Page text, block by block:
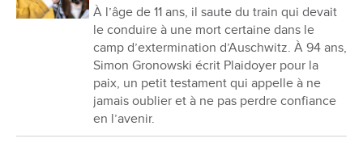
À l’âge de 11 ans, il saute du train qui devait
le conduire à une mort certaine dans le
camp d’extermination d’Auschwitz. À 94 ans,
Simon Gronowski écrit Plaidoyer pour la
paix, un petit testament qui appelle à ne
jamais oublier et à ne pas perdre confiance
en l’avenir.